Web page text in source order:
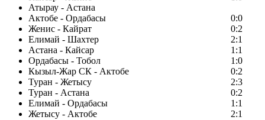
Атырау - Астана
Актобе - Ордабасы
0:0
Женис - Кайрат
0:2
Елимай - Шахтер
2:1
Астана - Кайсар
1:1
Ордабасы - Тобол
1:0
Кызыл-Жар СК - Актобе
0:2
Туран - Жетысу
2:3
Туран - Астана
0:2
Елимай - Ордабасы
1:1
Жетысу - Актобе
2:1